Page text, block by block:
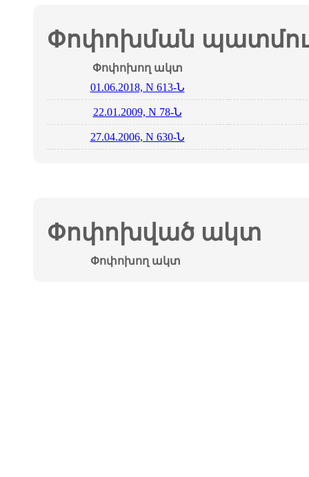
Փոփոխման
Փոփոխող ակտ
01.06.2018, N 613-Ն
22.01.2009, N 78-Ն
27.04.2006, N 630-Ն
Փոփոխված ակտ
Փոփոխող ակտ